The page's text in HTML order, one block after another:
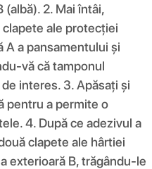
(albă). 2. Mai întâi,
ale protecției
A a pansamentului și
vă că tamponul
interes. 3. Apăsați și
pentru a permite o
4. După ce adezivul a
clapete ale hârtiei
exterioară B, trăgându-le